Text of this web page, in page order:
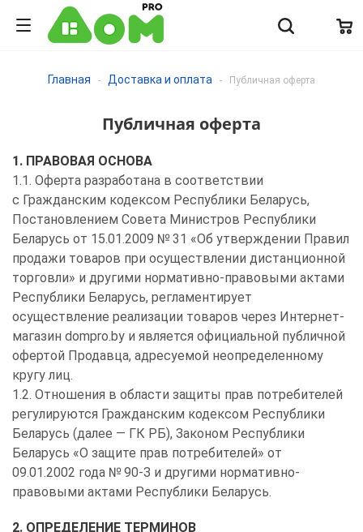
Главная - Доставка и оплата - Публичная оферта
Публичная оферта
1. ПРАВОВАЯ ОСНОВА
1.1. Оферта разработана в соответствии
с Гражданским кодексом Республики Беларусь,
Постановлением Совета Министров Республики
Беларусь от 15.01.2009 № 31 «Об утверждении Правил
продажи товаров при осуществлении дистанционной
торговли» и другими нормативно-правовыми актами
Республики Беларусь, регламентирует
осуществление реализации товаров через Интернет-
магазин dompro.by и является официальной публичной
офертой Продавца, адресуемой неопределенному
кругу лиц.
1.2. Отношения в области защиты прав потребителей
регулируются Гражданским кодексом Республики
Беларусь (далее — ГК РБ), Законом Республики
Беларусь «О защите прав потребителей» от
09.01.2002 года № 90-З и другими нормативно-
правовыми актами Республики Беларусь.
2. ОПРЕДЕЛЕНИЕ ТЕРМИНОВ